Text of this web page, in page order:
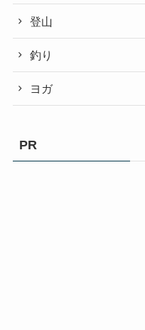
登山
釣り
ヨガ
PR